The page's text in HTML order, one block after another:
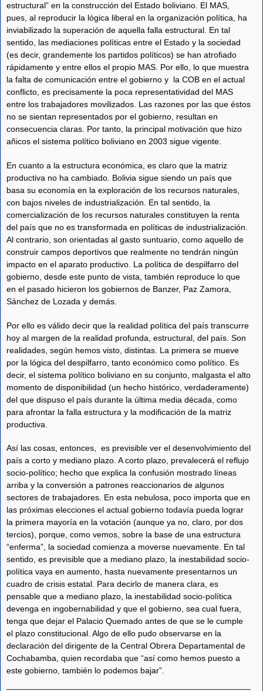
estructural” en la construcción del Estado boliviano. El MAS,
pues, al reproducir la lógica liberal en la organización política, ha
inviabilizado la superación de aquella falla estructural. En tal
sentido, las mediaciones políticas entre el Estado y la sociedad
(es decir, grandemente los partidos políticos) se han atrofiado
rápidamente y entre ellos el propio MAS. Por ello, lo que muestra
la falta de comunicación entre el gobierno y la COB en el actual
conflicto, es precisamente la poca representatividad del MAS
entre los trabajadores movilizados. Las razones por las que éstos
no se sientan representados por el gobierno, resultan en
consecuencia claras. Por tanto, la principal motivación que hizo
añicos el sistema político boliviano en 2003 sigue vigente.
En cuanto a la estructura económica, es claro que la matriz
productiva no ha cambiado. Bolivia sigue siendo un país que
basa su economía en la exploración de los recursos naturales,
con bajos niveles de industrialización. En tal sentido, la
comercialización de los recursos naturales constituyen la renta
del país que no es transformada en políticas de industrialización.
Al contrario, son orientadas al gasto suntuario, como aquello de
construir campos deportivos que realmente no tendrán ningún
impacto en el aparato productivo. La política de despilfarro del
gobierno, desde este punto de vista, también reproduce lo que
en el pasado hicieron los gobiernos de Banzer, Paz Zamora,
Sánchez de Lozada y demás.
Por ello es válido decir que la realidad política del país transcurre
hoy al margen de la realidad profunda, estructural, del país. Son
realidades, según hemos visto, distintas. La primera se mueve
por la lógica del despilfarro, tanto económico como político. Es
decir, el sistema político boliviano en su conjunto, malgasta el alto
momento de disponibilidad (un hecho histórico, verdaderamente)
del que dispuso el país durante la última media década, como
para afrontar la falla estructura y la modificación de la matriz
productiva.
Así las cosas, entonces, es previsible ver el desenvolvimiento del
país a corto y mediano plazo. A corto plazo, prevalecerá el reflujo
socio-político; hecho que explica la confusión mostrado líneas
arriba y la conversión a patrones reaccionarios de algunos
sectores de trabajadores. En esta nebulosa, poco importa que en
las próximas elecciones el actual gobierno todavía pueda lograr
la primera mayoría en la votación (aunque ya no, claro, por dos
tercios), porque, como vemos, sobre la base de una estructura
“enferma”, la sociedad comienza a moverse nuevamente. En tal
sentido, es previsible que a mediano plazo, la inestabilidad socio-
política vaya en aumento, hasta nuevamente presentarnos un
cuadro de crisis estatal. Para decirlo de manera clara, es
pensable que a mediano plazo, la inestabilidad socio-política
devenga en ingobernabilidad y que el gobierno, sea cual fuera,
tenga que dejar el Palacio Quemado antes de que se le cumple
el plazo constitucional. Algo de ello pudo observarse en la
declaración del dirigente de la Central Obrera Departamental de
Cochabamba, quien recordaba que “así como hemos puesto a
este gobierno, también lo podemos bajar”.